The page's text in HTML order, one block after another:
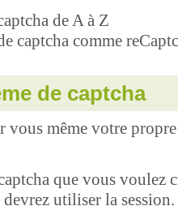
de A à Z
captcha comme
de captcha
vous même votre
que vous voulez
utiliser la session.